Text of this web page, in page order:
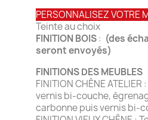
PERSONNALISEZ VOTRE
Teinte au choix
FINITION BOIS: (des
seront envoyés)
FINITIONS DES MEUBLES
FINITION CHÊNE
vernis bi-couche,
carbonne puis vernis bi-